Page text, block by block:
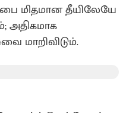
மிதமான தீயிலேயே
மாறிவிடும்.